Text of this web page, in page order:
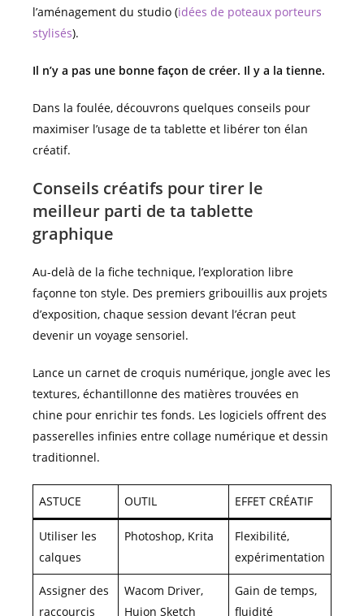
l’aménagement du studio (idées de poteaux porteurs
stylisés).
Il n’y a pas une bonne façon de créer. Il y a la tienne.
Dans la foulée, découvrons quelques conseils pour
maximiser l’usage de ta tablette et libérer ton élan
créatif.
Conseils créatifs pour tirer le
meilleur parti de ta tablette
graphique
Au-delà de la fiche technique, l’exploration libre
façonne ton style. Des premiers gribouillis aux projets
d’exposition, chaque session devant l’écran peut
devenir un voyage sensoriel.
Lance un carnet de croquis numérique, jongle avec les
textures, échantillonne des matières trouvées en
chine pour enrichir tes fonds. Les logiciels offrent des
passerelles infinies entre collage numérique et dessin
traditionnel.
ASTUCE OUTIL EFFET CRÉATIF
Utiliser les
calques
Photoshop, Krita
Flexibilité,
expérimentation
Assigner des
raccourcis
Wacom Driver,
Huion Sketch
Gain de temps,
fluidité